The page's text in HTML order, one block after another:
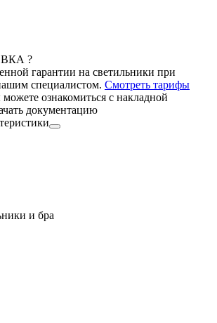
?
гарантии на светильники при
специалистом. Смотреть тарифы
ознакомиться с накладной
документацию
и бра